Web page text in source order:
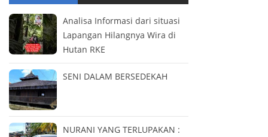
Analisa Informasi dari situasi
Lapangan Hilangnya Wira di
Hutan RKE
SENI DALAM BERSEDEKAH
NURANI YANG TERLUPAKAN :